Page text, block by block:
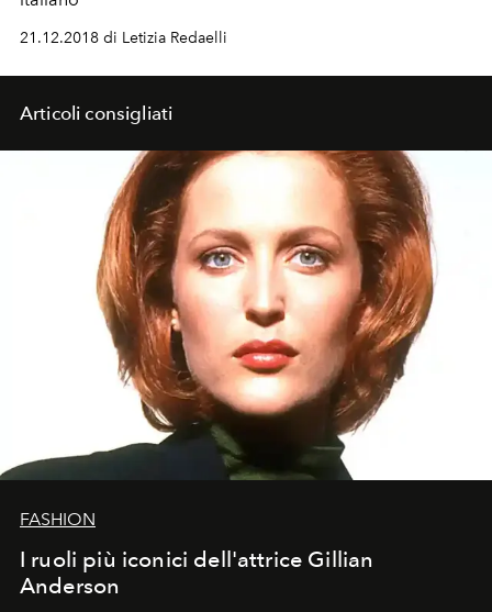
21.12.2018 di Letizia Redaelli
Articoli consigliati
FASHION
I ruoli più iconici dell'attrice Gillian
Anderson